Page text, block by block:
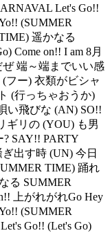
Let's Go!!
(SUMMER
遥かなる
Come on!! I am 8月
端～端までいい感
フー) 衣類がビシャ
(行っちゃおうか)
い飛びな (AN) SO!!
ギリの (YOU) も男
SAY!! PARTY
出す時 (UN) 今日
TIME) 踊れ
る SUMMER
上がれがれGo Hey
(SUMMER
Go!! (Let's Go)